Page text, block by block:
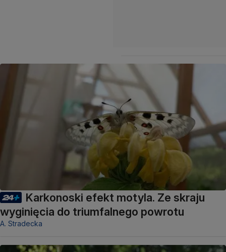
Karkonoski efekt motyla. Ze skraju
wyginięcia do triumfalnego powrotu
A. Stradecka